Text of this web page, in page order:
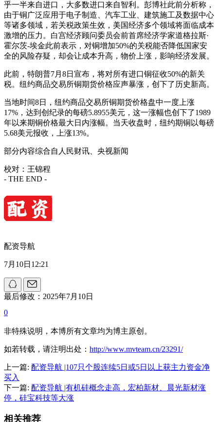
乎一半来自进口，大多数进口来自智利。彭博社此前分析称，
由于铜广泛应用于电子制造、汽车工业、建筑施工及数据中心
等诸多领域，若关税政策生效，美国经济多个领域将面临成本
激增的压力。白宫经济顾问委员会前首席经济学家道格拉斯·
霍尔茨-埃金此前表示，对铜增加50%的关税能否降低国家安
全的风险存疑，却会让成本升高，物价上涨，影响经济发展。
此前，特朗普7月8日宣布，将对所有进口铜征收50%的新关
税。纽约商品交易所铜期货价格应声暴涨，创下了历史新高。
当地时间8日，纽约商品交易所铜期货价格盘中一度上涨
17%，达到创纪录的每磅5.8955美元，这一涨幅也创下了1989
年以来期铜价格最大日内涨幅。当天收盘时，纽约期铜以每磅
5.68美元报收，上涨13%。
部分内容综合自人民财讯、央视新闻
校对：王锦程
- THE END -
配资导航
7月10日12:21
最后修改：2025年7月10日
0
非特殊说明，本博所有文章均为博主原创。
如若转载，请注明出处： http://www.mvteam.cn/23291/
上一篇: 配资导航 |107只个股连续5日或5日以上获主力资金净
买入
下一篇: 配资导航 |有机硅概念走高，宏柏新材、晨光新材涨
停，硅宝科技等大涨
相关推荐